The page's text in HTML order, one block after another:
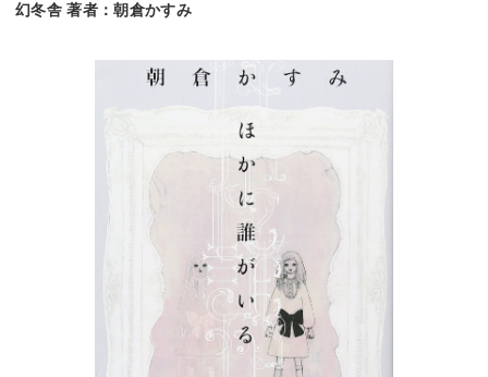
幻冬舎 著者：朝倉かすみ